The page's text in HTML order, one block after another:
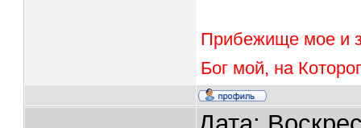
Прибежище мое и
Бог мой, на